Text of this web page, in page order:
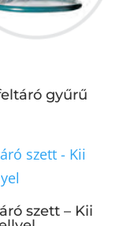
gyűrű
szett – Kii